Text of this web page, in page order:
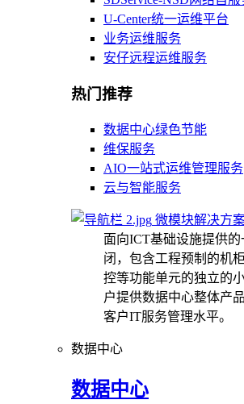
U-Center统一运维平台
业务运维服务
安仔远程运维服务
热门推荐
数据中心绿色节能
维保服务
AIO一站式运维管理服务
云与智能服务
微模块解决方
面向ICT基础设施提供
闭，包含工程预制的机
控等功能单元的独立的
户提供数据中心整体产
客户IT服务管理水平。
数据中心
数据中心